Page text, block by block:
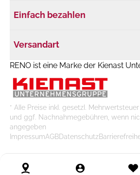
Einfach bezahlen
Versandart
RENO ist eine Marke der Kienast
* Alle Preise inkl. gesetzl.
und ggf. Nachnahmegebühren, wenn
angegeben
ImpressumAGBDatenschutz